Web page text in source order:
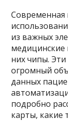
Современная
из важных
медицинские
них чипы.
огромный
данных
подробно
карты, какие